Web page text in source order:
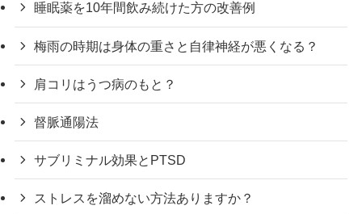
睡眠薬を10年間飲み続けた方の改善例
梅雨の時期は身体の重さと自律神経が悪くなる？
肩コリはうつ病のもと？
督脈通陽法
サブリミナル効果とPTSD
ストレスを溜めない方法ありますか？